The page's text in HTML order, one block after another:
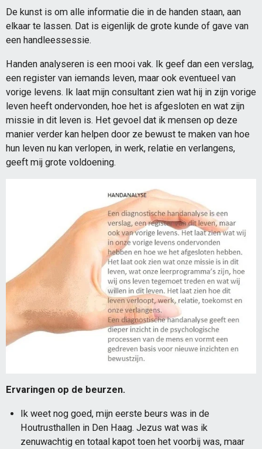
De kunst is om alle informatie die in de handen staan, aan
elkaar te lassen. Dat is eigenlijk de grote kunde of gave van
een handleessessie.
Handen analyseren is een mooi vak. Ik geef dan een verslag,
een register van iemands leven, maar ook eventueel van
vorige levens. Ik laat mijn consultant zien wat hij in zijn vorige
leven heeft ondervonden, hoe het is afgesloten en wat zijn
missie in dit leven is. Het gevoel dat ik mensen op deze
manier verder kan helpen door ze bewust te maken van hoe
hun leven nu kan verlopen, in werk, relatie en verlangens,
geeft mij grote voldoening.
Ervaringen op de beurzen.
Ik weet nog goed, mijn eerste beurs was in de
Houtrusthallen in Den Haag. Jezus wat was ik
zenuwachtig en totaal kapot toen het voorbij was, maar